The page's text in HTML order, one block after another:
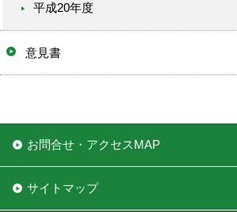
平成20年度
意見書
お問合せ・アクセスMAP
サイトマップ